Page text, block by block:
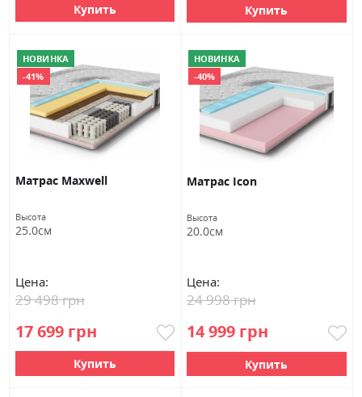
Купить Купить
НОВИНКА
-41%
Матрас Maxwell
Высота
25.0см
Цена:
17 699 грн
29 498 грн
Купить
НОВИНКА
-40%
Матраc Icon
Высота
20.0см
Цена:
14 999 грн
24 998 грн
Купить